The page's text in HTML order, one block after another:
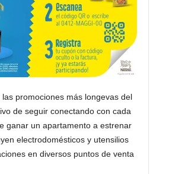
promociones más longevas del
de seguir conectando con cada
ganar un apartamento a estrenar
electrodomésticos y utensilios
en diversos puntos de venta